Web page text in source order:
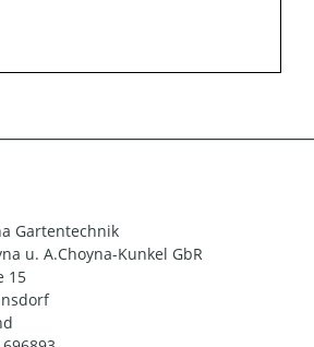
Gartentechnik
u. A.Choyna-Kunkel GbR
15